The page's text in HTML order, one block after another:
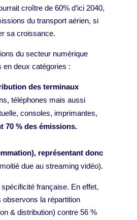
croître de 60% d’ici 2040,
du transport aérien, si
sa croissance.
du secteur numérique
en deux catégories :
des terminaux
téléphones mais aussi
consoles, imprimantes,
70 % des émissions.
représentant donc
due au streaming vidéo).
française. En effet,
observons la répartition
& distribution) contre 56 %